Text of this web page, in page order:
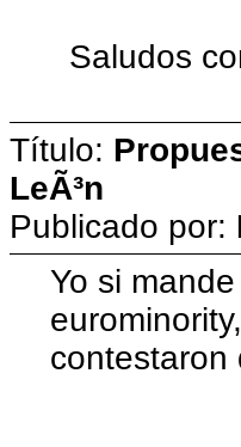
Saludos
Título:
LeÃ³n
Publicado por:
Yo si
contestaron